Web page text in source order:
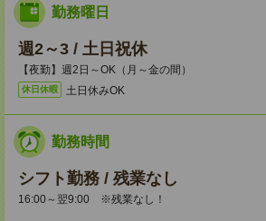
勤務曜日
週2～3 / 土日祝休
【夜勤】週2日～OK（月～金の間）
休日休暇 土日休みOK
勤務時間
シフト勤務 / 残業なし
16:00～翌9:00 ※残業なし！